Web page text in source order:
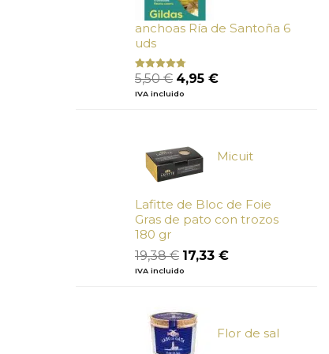
anchoas Ría de Santoña 6
uds
Valorado
con
de 5
5,50€ El
precio
4,95 €El
IVA incluido
Micuit
Lafitte de Bloc de Foie
Gras de pato con trozos
180 gr
19,38€ El
precio
19,38 €.
17,33 €El
IVA incluido
Flor de sal